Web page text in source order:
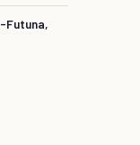
Futuna,